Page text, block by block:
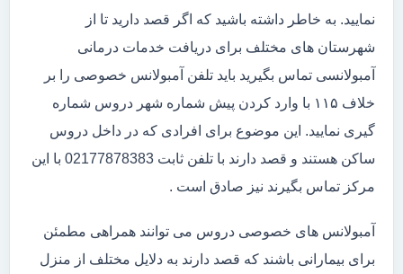
نمایید. به خاطر داشته باشید که اگر قصد دارید تا از
شهرستان های مختلف برای دریافت خدمات درمانی
آمبولانسی تماس بگیرید باید تلفن آمبولانس خصوصی را بر
خلاف ۱۱۵ با وارد کردن پیش شماره شهر دروس شماره
گیری نمایید. این موضوع برای افرادی که در داخل دروس
ساکن هستند و قصد دارند با تلفن ثابت 02177878383 با این
مرکز تماس بگیرند نیز صادق است .
آمبولانس های خصوصی دروس می توانند همراهی مطمئن
برای بیمارانی باشند که قصد دارند به دلایل مختلف از منزل